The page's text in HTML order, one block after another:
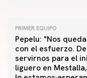
PRIMER EQUIPO
Pepelu: "Nos
con el esfuerzo.
servirnos para el
liguero en
PRIMER EQUIPO
Las fotos del